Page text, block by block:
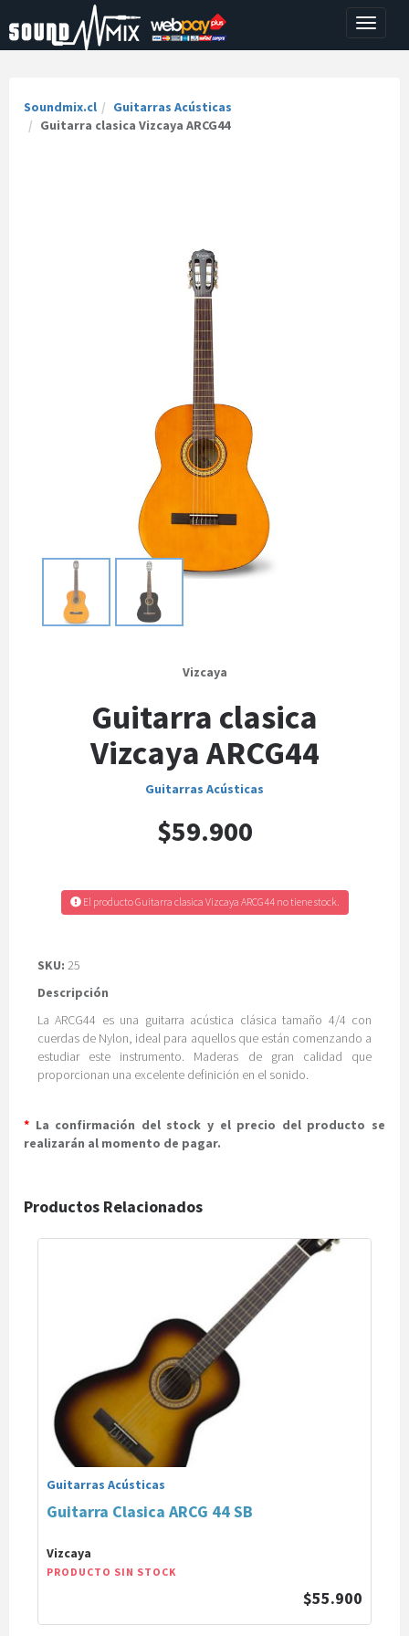
Toggle
Soundmix.cl
Guitarras Acústicas
Guitarra clasica Vizcaya ARCG44
Vizcaya
Guitarra clasica
Vizcaya ARCG44
Guitarras Acústicas
$59.900
El producto Guitarra clasica Vizcaya ARCG44 no tiene stock.
SKU: 25
Descripción
La ARCG44 es una guitarra acústica clásica tamaño 4/4 con
cuerdas de Nylon, ideal para aquellos que están comenzando a
estudiar este instrumento. Maderas de gran calidad que
proporcionan una excelente definición en el sonido.
* La confirmación del stock y el precio del producto se
realizarán al momento de pagar.
Productos Relacionados
Guitarras Acústicas
Guitarra Clasica ARCG 44 SB
Vizcaya
PRODUCTO SIN STOCK
$55.900